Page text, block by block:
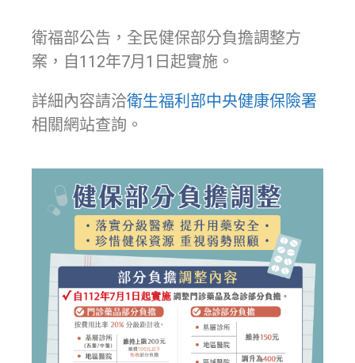
衛福部公告，全民健保部分負擔調整方
案，自112年7月1日起實施。
詳細內容請洽衛生福利部中央健康保險署
相關網站查詢。